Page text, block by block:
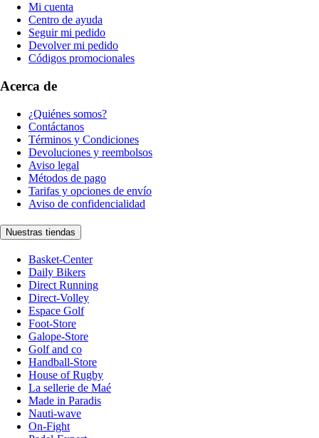
Mi cuenta
Centro de ayuda
Seguir mi pedido
Devolver mi pedido
Códigos promocionales
Acerca de
¿Quiénes somos?
Contáctanos
Términos y Condiciones
Devoluciones y reembolsos
Aviso legal
Métodos de pago
Tarifas y opciones de envío
Aviso de confidencialidad
Nuestras tiendas
Basket-Center
Daily Bikers
Direct Running
Direct-Volley
Espace Golf
Foot-Store
Galope-Store
Golf and co
Handball-Store
House of Rugby
La sellerie de Maé
Made in Paradis
Nauti-wave
On-Fight